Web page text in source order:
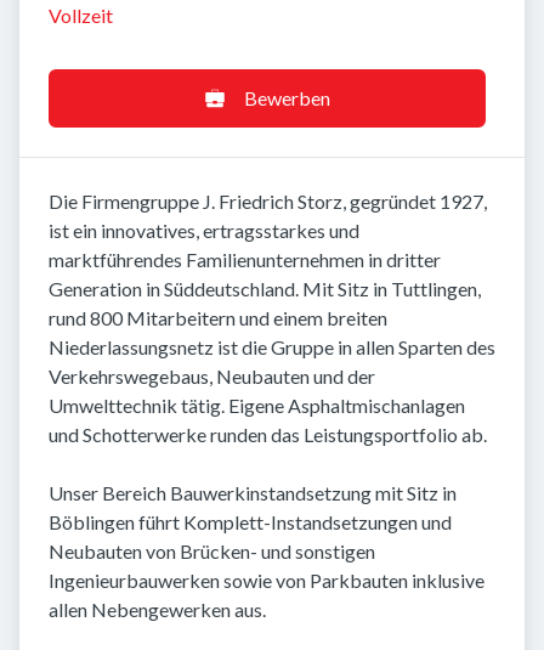
Vollzeit
Bewerben
Die Firmengruppe J. Friedrich Storz, gegründet 1927,
ist ein innovatives, ertragsstarkes und
marktführendes Familienunternehmen in dritter
Generation in Süddeutschland. Mit Sitz in Tuttlingen,
rund 800 Mitarbeitern und einem breiten
Niederlassungsnetz ist die Gruppe in allen Sparten des
Verkehrswegebaus, Neubauten und der
Umwelttechnik tätig. Eigene Asphaltmischanlagen
und Schotterwerke runden das Leistungsportfolio ab.
Unser Bereich Bauwerkinstandsetzung mit Sitz in
Böblingen führt Komplett-Instandsetzungen und
Neubauten von Brücken- und sonstigen
Ingenieurbauwerken sowie von Parkbauten inklusive
allen Nebengewerken aus.